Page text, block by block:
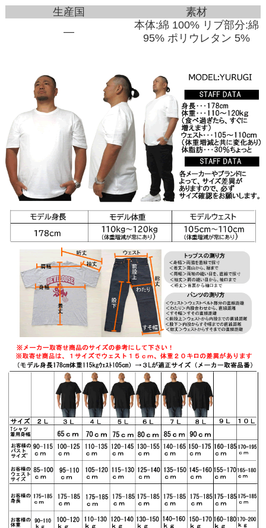
生産国
素材
―
本体:綿 100% リブ部分:綿
95% ポリウレタン 5%